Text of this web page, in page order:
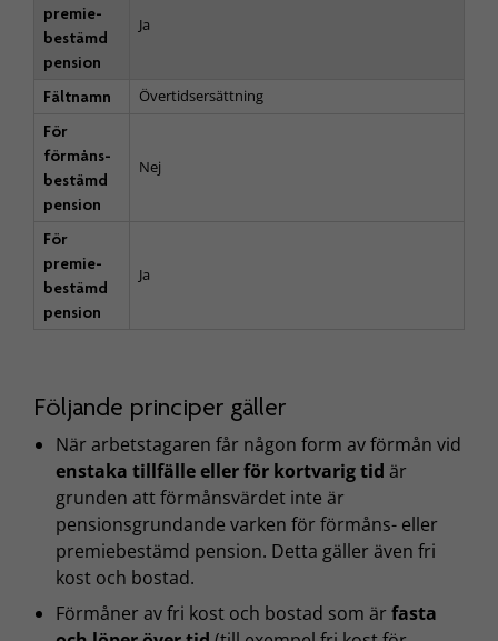
premie­
bestämd
pension
Ja
Fältnamn
Övertidsersättning
För
förmåns­
bestämd
pension
Nej
För
premie­
bestämd
pension
Ja
Följande principer gäller
När arbetstagaren får någon form av förmån vid
enstaka tillfälle eller för kortvarig tid är
grunden att förmånsvärdet inte är
pensionsgrundande varken för förmåns- eller
premiebestämd pension. Detta gäller även fri
kost och bostad.
Förmåner av fri kost och bostad som är fasta